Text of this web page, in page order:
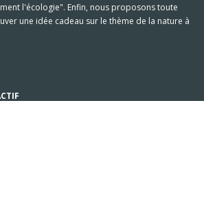
l'écologie". Enfin, nous proposons toute
une idée cadeau sur le thème de la nature à